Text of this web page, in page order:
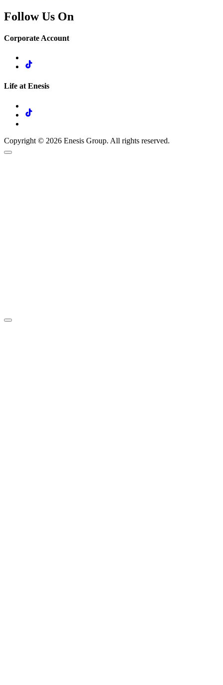
Follow Us On
Corporate Account
Life at Enesis
Copyright © 2026 Enesis Group. All rights reserved.